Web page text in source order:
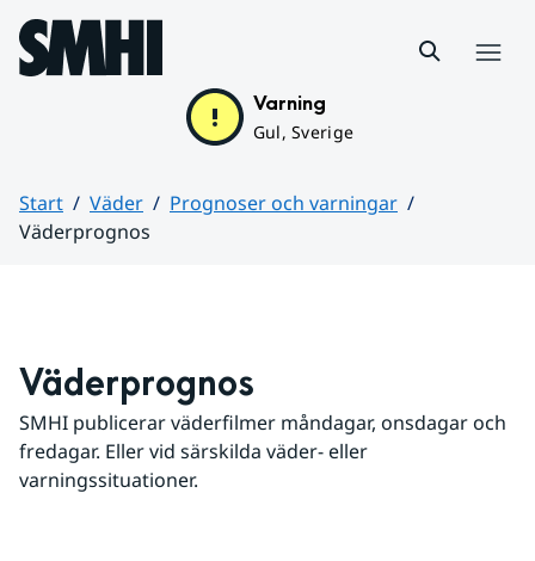
Hoppa till sidans innehåll
Varning
Gul, Sverige
Start Väder
Prognoser och varningar
Väderprognos
Väderprognos
SMHI publicerar väderfilmer måndagar, onsdagar och
fredagar. Eller vid särskilda väder- eller
varningssituationer.